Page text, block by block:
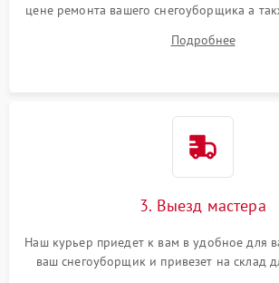
цене ремонта вашего снегоуборщика а
Подробнее
3. Выезд мастера
Наш курьер приедет к вам в удобное для
ваш снегоуборщик и привезет на склад